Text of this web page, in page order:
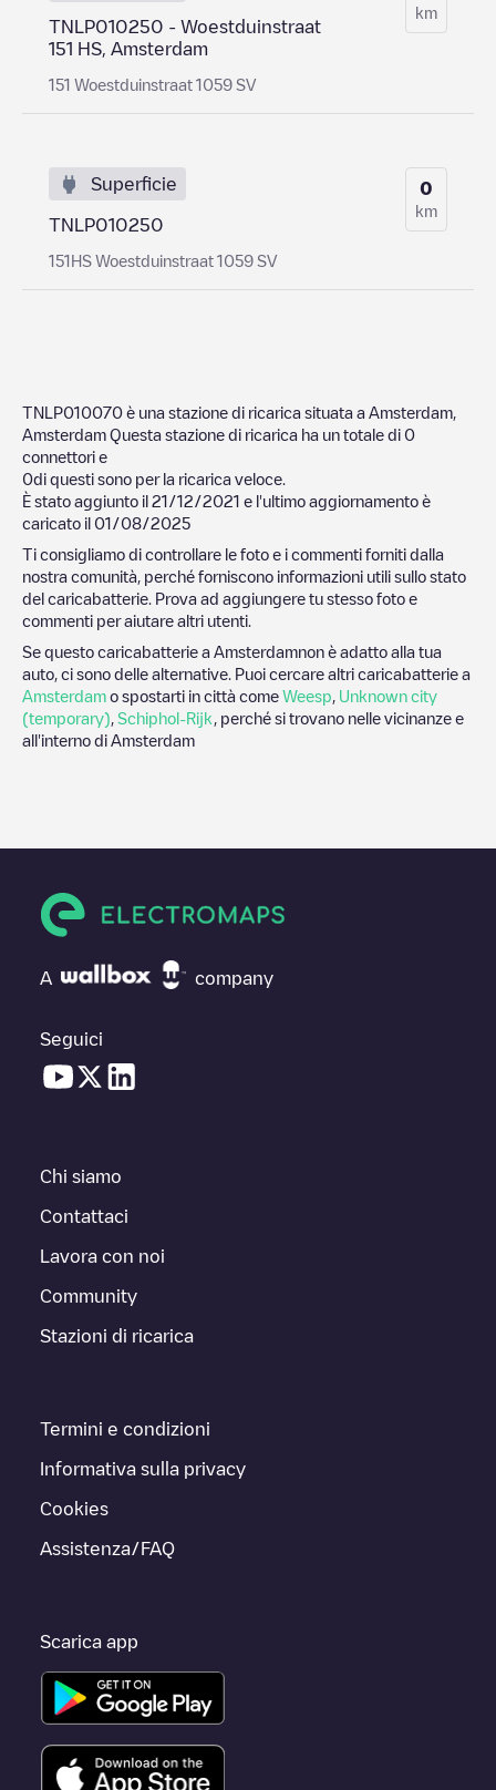
TNLP010250 - Woestduinstraat
151 HS, Amsterdam
151 Woestduinstraat 1059 SV
km
Superficie
TNLP010250
151HS Woestduinstraat 1059 SV
0
km
TNLP010070 è una stazione di ricarica situata a Amsterdam
Amsterdam Questa stazione di ricarica ha un totale di 0
connettori e
0di questi sono per la ricarica veloce.
È stato aggiunto il 21/12/2021 e l'ultimo aggiornamento è
caricato il 01/08/2025
Ti consigliamo di controllare le foto e i commenti forniti dalla
nostra comunità, perché forniscono informazioni utili sullo stato
del caricabatterie. Prova ad aggiungere tu stesso foto e
commenti per aiutare altri utenti.
Se questo caricabatterie a Amsterdamnon è adatto alla tua
auto, ci sono delle alternative. Puoi cercare altri caricabatterie a
Amsterdam o spostarti in città come Weesp Unknown city
(temporary) Schiphol-Rijk
, perché si trovano nelle vicinanze e
all'interno di Amsterdam
A company
Seguici
Chi siamo
Contattaci
Lavora con noi
Community
Stazioni di ricarica
Termini e condizioni
Informativa sulla privacy
Cookies
Assistenza/FAQ
Scarica app